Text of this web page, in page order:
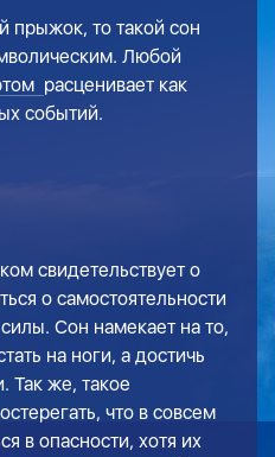
прыжок, то такой сон
Любой
расценивает как
событий.
свидетельствует о
о самостоятельности
Сон намекает на то,
на ноги, а достичь
Так же, такое
что в совсем
в опасности, хотя их